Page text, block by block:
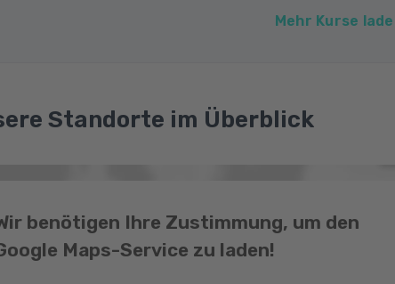
Mehr Kurse
Standorte im Überblick
benötigen Ihre Zustimmung, um den
Maps-Service zu laden!